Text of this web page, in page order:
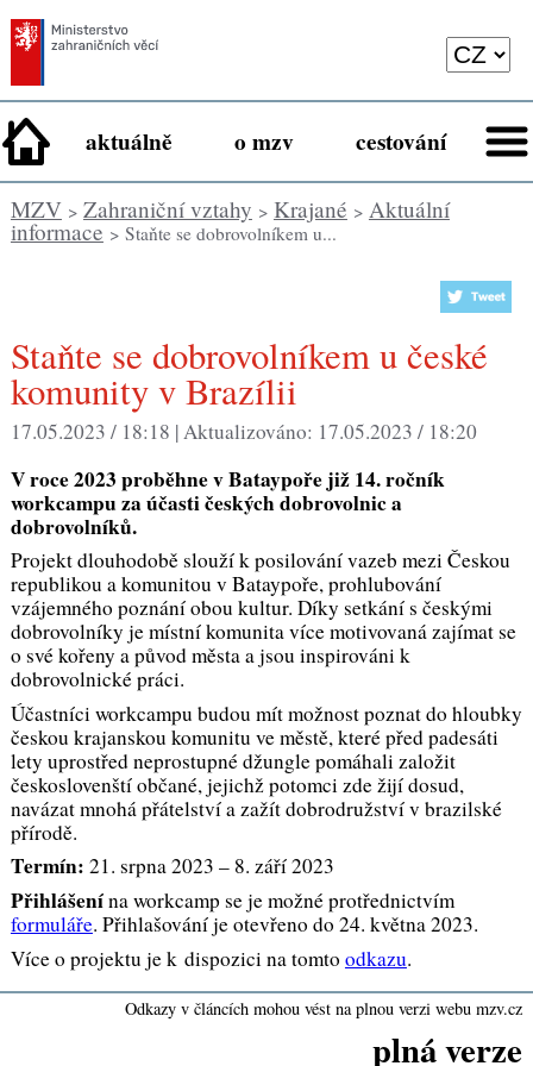
aktuálně o mzv cestování
MZV> Zahraniční vztahy > Krajané > Aktuální
informace > Staňte se dobrovolníkem u...
Staňte se dobrovolníkem u české
komunity v Brazílii
17.05.2023 / 18:18 |Aktualizováno: 17.05.2023 / 18:20
V roce 2023 proběhne v Bataypoře již 14. ročník
workcampu za účasti českých dobrovolnic a
dobrovolníků.
Projekt dlouhodobě slouží k posilování vazeb mezi Českou
republikou a komunitou v Bataypoře, prohlubování
vzájemného poznání obou kultur. Díky setkání s českými
dobrovolníky je místní komunita více motivovaná zajímat se
o své kořeny a původ města a jsou inspirováni k
dobrovolnické práci.
Účastníci workcampu budou mít možnost poznat do hloubky
českou krajanskou komunitu ve městě, které před padesáti
lety uprostřed neprostupné džungle pomáhali založit
českoslovenští občané, jejichž potomci zde žijí dosud,
navázat mnohá přátelství a zažít dobrodružství v brazilské
přírodě.
Termín: 21. srpna 2023 – 8. září 2023
Přihlášenína workcamp se je možné protřednictvím
formuláře. Přihlašování je otevřeno do 24. května 2023.
Více o projektu je k dispozici na tomto odkazu.
Odkazy v článcích mohou vést na plnou verzi webu mzv.cz
plná verze